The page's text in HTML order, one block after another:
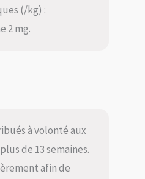
(/kg) :
2 mg.
à volonté aux
de 13 semaines.
afin de